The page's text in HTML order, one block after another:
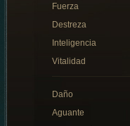
Fuerza
Destreza
Inteligencia
Vitalidad
Daño
Aguante